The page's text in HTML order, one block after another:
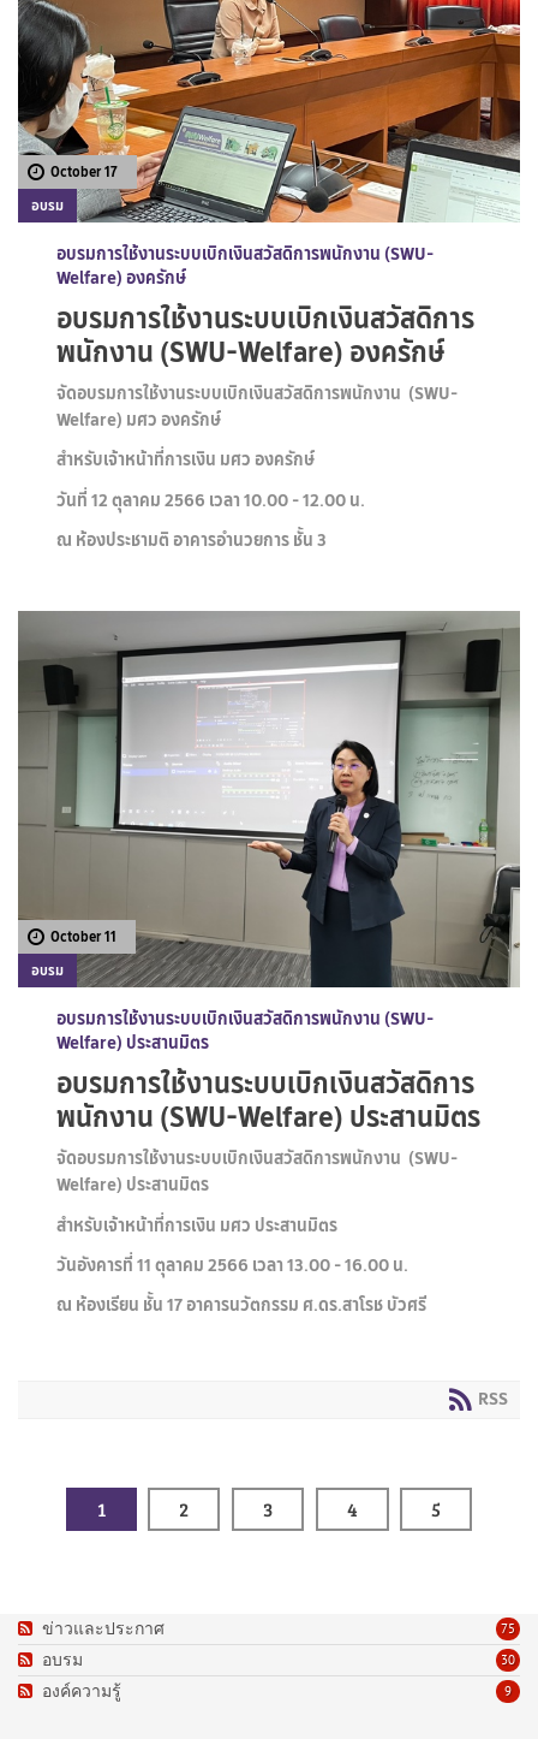
October 17
อบรม
อบรมการใช้งานระบบเบิกเงินสวัสดิการพนักงาน (SWU-
Welfare) องครักษ์
อบรมการใช้งานระบบเบิกเงินสวัสดิการ
พนักงาน (SWU-Welfare) องครักษ์
จัดอบรมการใช้งานระบบเบิกเงินสวัสดิการพนักงาน (SWU-
Welfare) มศว องครักษ์
สำหรับเจ้าหน้าที่การเงิน มศว องครักษ์
วันที่ 12 ตุลาคม 2566 เวลา 10.00 - 12.00 น.
ณ ห้องประชามติ อาคารอำนวยการ ชั้น 3
October 11
อบรม
อบรมการใช้งานระบบเบิกเงินสวัสดิการพนักงาน (SWU-
Welfare) ประสานมิตร
อบรมการใช้งานระบบเบิกเงินสวัสดิการ
พนักงาน (SWU-Welfare) ประสานมิตร
จัดอบรมการใช้งานระบบเบิกเงินสวัสดิการพนักงาน (SWU-
Welfare) ประสานมิตร
สำหรับเจ้าหน้าที่การเงิน มศว ประสานมิตร
วันอังคารที่ 11 ตุลาคม 2566 เวลา 13.00 - 16.00 น.
ณ ห้องเรียน ชั้น 17 อาคารนวัตกรรม ศ.ดร.สาโรช บัวศรี
RSS
1 2 3 4 5
75
ข่าวและประกาศ
30
อบรม
9
องค์ความรู้